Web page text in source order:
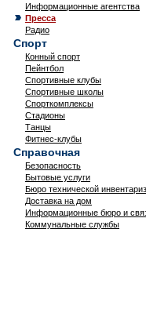
Информационные агентства
Пресса
Радио
Спорт
Конный спорт
Пейнтбол
Спортивные клубы
Спортивные школы
Спорткомплексы
Стадионы
Танцы
Фитнес-клубы
Справочная
Безопасность
Бытовые услуги
Бюро технической
Доставка на дом
Информационные бюро и
Коммунальные службы